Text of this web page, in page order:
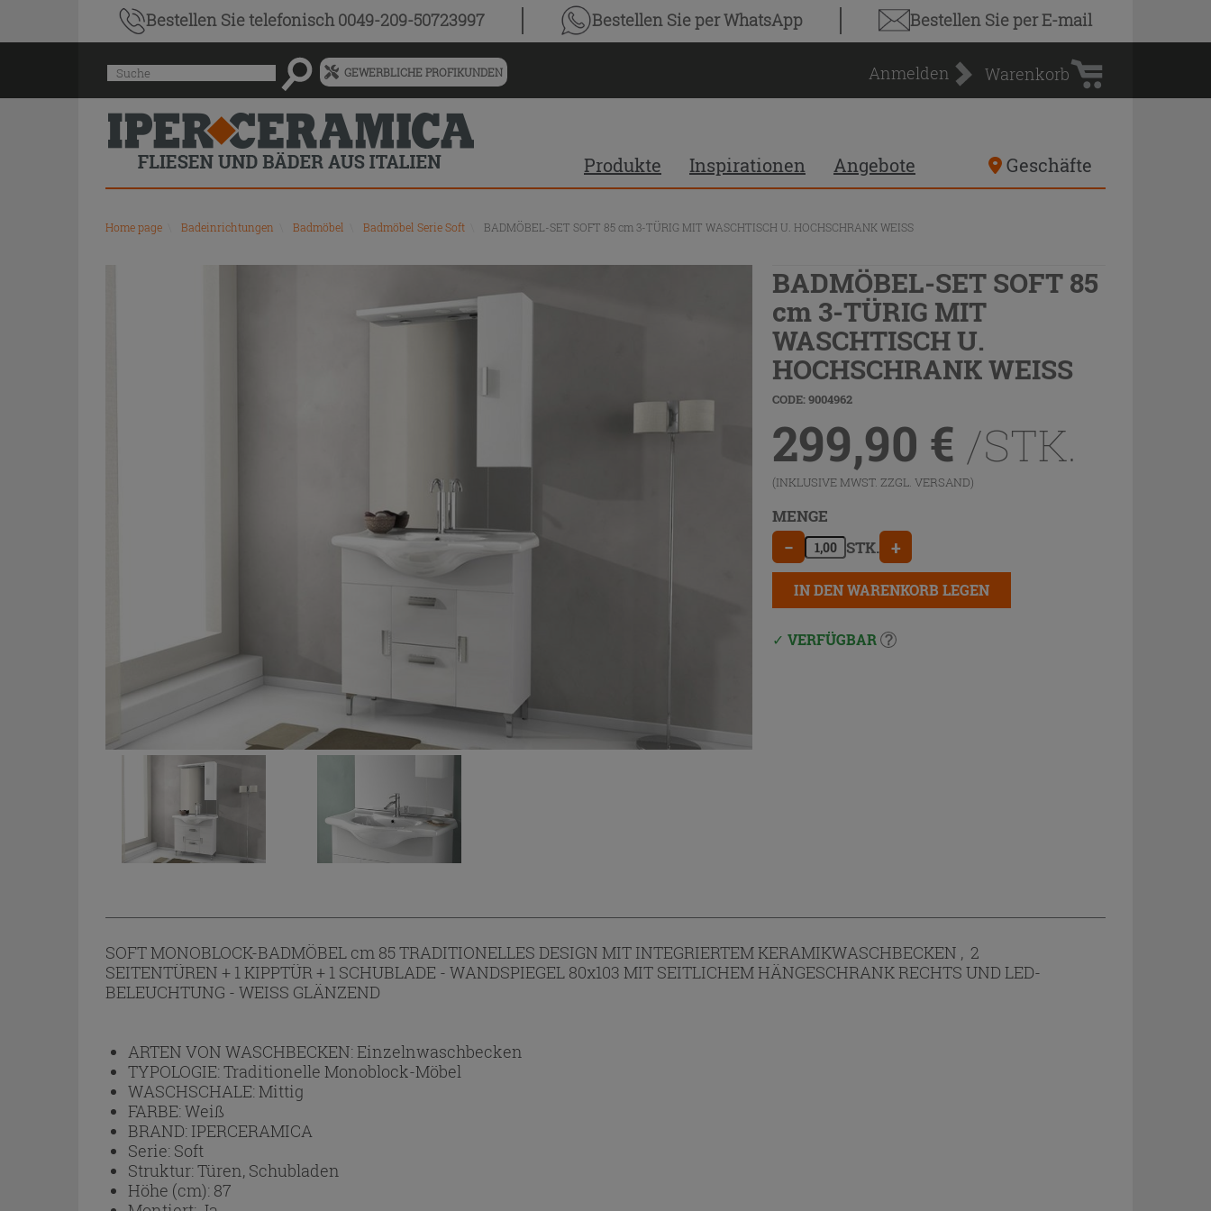
Bestellen Sietelefonisch 0049-209-50723997 Bestellen Sieper WhatsApp Bestellen Sieper E-mail
Menü
für
vorgeschlagenen
Siteinhalt
und
Suchprotokoll
Suche GEWERBLICHE PROFIKUNDEN Anmelden
Warenkorb
Warenkorb
Produkte Inspirationen Angebote Geschäfte
Home page Badeinrichtungen Badmöbel Badmöbel Serie Soft BADMÖBEL-SET SOFT 85 cm 3-TÜRIG MIT WASCHTISCH U. HOCHSCHRANK WEISS
BADMÖBEL-SET SOFT 85
cm 3-TÜRIG MIT
WASCHTISCH U.
HOCHSCHRANK WEISS
CODE: 9004962
299,90 € /STK.
(INKLUSIVE MWST. ZZGL. VERSAND)
MENGE
− STK. +
IN DEN WARENKORB LEGEN
VERFÜGBAR
SOFT MONOBLOCK-BADMÖBEL cm 85 TRADITIONELLES DESIGN MIT INTEGRIERTEM KERAMIKWASCHBECKEN , 2
SEITENTÜREN + 1 KIPPTÜR + 1 SCHUBLADE - WANDSPIEGEL 80x103 MIT SEITLICHEM HÄNGESCHRANK RECHTS UND LED-
BELEUCHTUNG - WEISS GLÄNZEND
ARTEN VON WASCHBECKEN:Einzelnwaschbecken
TYPOLOGIE:Traditionelle Monoblock-Möbel
WASCHSCHALE:Mittig
FARBE:Weiß
BRAND: IPERCERAMICA
Serie: Soft
Struktur:Türen, Schubladen
Höhe (cm): 87